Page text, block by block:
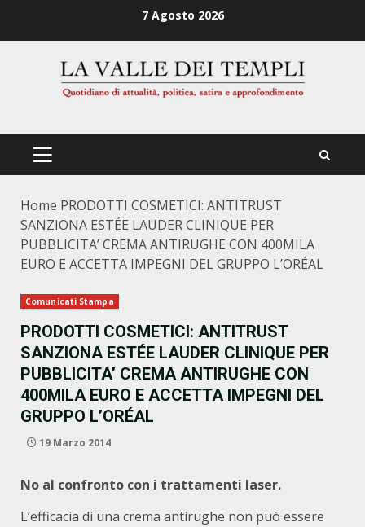
7 Agosto 2026
PRIMÄRES
Home PRODOTTI COSMETICI: ANTITRUST
SANZIONA ESTÉE LAUDER CLINIQUE PER
PUBBLICITA’ CREMA ANTIRUGHE CON 400MILA
EURO E ACCETTA IMPEGNI DEL GRUPPO L’ORÉAL
Comunicati Stampa
PRODOTTI COSMETICI: ANTITRUST
SANZIONA ESTÉE LAUDER CLINIQUE PER
PUBBLICITA’ CREMA ANTIRUGHE CON
400MILA EURO E ACCETTA IMPEGNI DEL
GRUPPO L’ORÉAL
19 Marzo 2014
No al confronto con i trattamenti laser.
L’efficacia di una crema antirughe non può essere